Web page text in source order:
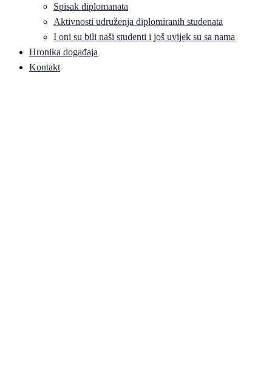
Spisak diplomanata
Aktivnosti udruženja diplomiranih studenata
I oni su bili naši studenti i još uvijek su sa nama
Hronika događaja
Kontakt